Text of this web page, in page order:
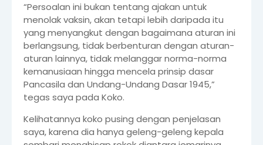
“Persoalan ini bukan tentang ajakan untuk
menolak vaksin, akan tetapi lebih daripada itu
yang menyangkut dengan bagaimana aturan ini
berlangsung, tidak berbenturan dengan aturan-
aturan lainnya, tidak melanggar norma-norma
kemanusiaan hingga mencela prinsip dasar
Pancasila dan Undang-Undang Dasar 1945,”
tegas saya pada Koko.
Kelihatannya koko pusing dengan penjelasan
saya, karena dia hanya geleng-geleng kepala